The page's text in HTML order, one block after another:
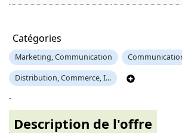
Catégories
Marketing, Communication
Distribution, Commerce, I...
.
Description de l'offre